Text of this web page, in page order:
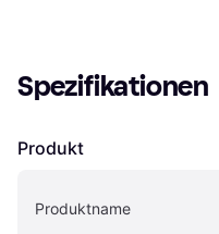
Spezifikationen
Produkt
Produktname